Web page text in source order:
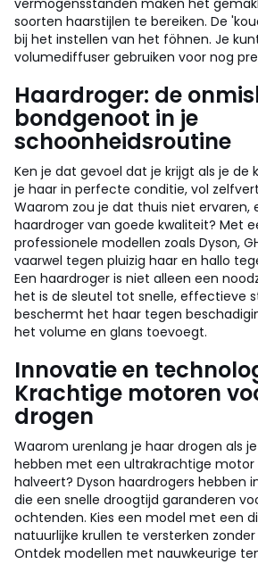
vermogensstanden maken het
soorten haarstijlen te bereiken. De
bij het instellen van het föhnen. Je
volumediffuser gebruiken voor nog
Haardroger: de
bondgenoot in je
schoonheidsroutine
Ken je dat gevoel dat je krijgt als je de
je haar in perfecte conditie, vol
Waarom zou je dat thuis niet ervaren,
haardroger van goede kwaliteit? Met
professionele modellen zoals Dyson,
vaarwel tegen pluizig haar en hallo
Een haardroger is niet alleen een
het is de sleutel tot snelle, effectieve
beschermt het haar tegen
het volume en glans toevoegt.
Innovatie en
Krachtige motoren
drogen
Waarom urenlang je haar drogen als
hebben met een ultrakrachtige motor
halveert? Dyson haardrogers hebben
die een snelle droogtijd garanderen
ochtenden. Kies een model met een
natuurlijke krullen te versterken
Ontdek modellen met nauwkeurige